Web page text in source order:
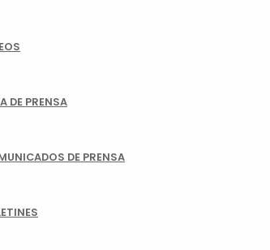
DE PRENSA
DE PRENSA